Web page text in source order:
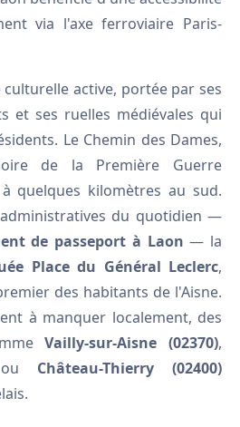
via l'axe ferroviaire Paris-
culturelle active, portée par ses
et ses ruelles médiévales qui
Le Chemin des Dames,
de la Première Guerre
quelques kilomètres au sud.
du quotidien —
de passeport à Laon — la
Place du Général Leclerc,
des habitants de l'Aisne.
à manquer localement, des
Vailly-sur-Aisne (02370),
Château-Thierry (02400)